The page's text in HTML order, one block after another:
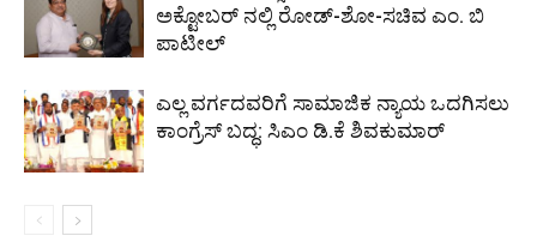
ಅಕ್ಟೋಬರ್ ನಲ್ಲಿ ರೋಡ್-ಶೋ-ಸಚಿವ ಎಂ. ಬಿ
ಪಾಟೀಲ್
ಎಲ್ಲ ವರ್ಗದವರಿಗೆ ಸಾಮಾಜಿಕ ನ್ಯಾಯ ಒದಗಿಸಲು
ಕಾಂಗ್ರೆಸ್ ಬದ್ಧ: ಸಿಎಂ ಡಿ.ಕೆ ಶಿವಕುಮಾರ್